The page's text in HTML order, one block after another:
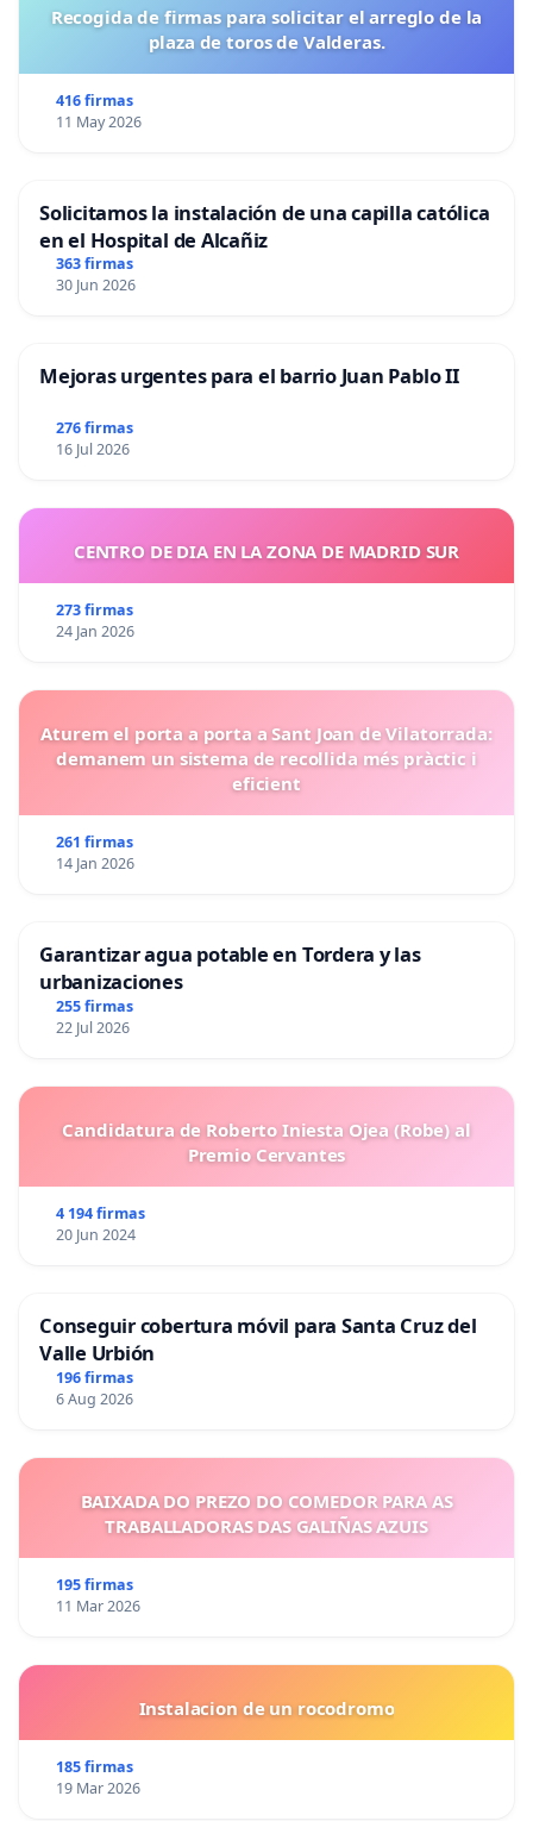
Recogida de firmas para solicitar el arreglo de la
plaza de toros de Valderas.
416 firmas
11 May 2026
Solicitamos la instalación de una capilla católica
en el Hospital de Alcañiz
363 firmas
30 Jun 2026
Mejoras urgentes para el barrio Juan Pablo II
276 firmas
16 Jul 2026
CENTRO DE DIA EN LA ZONA DE MADRID SUR
273 firmas
24 Jan 2026
Aturem el porta a porta a Sant Joan de Vilatorrada:
demanem un sistema de recollida més pràctic i
eficient
261 firmas
14 Jan 2026
Garantizar agua potable en Tordera y las
urbanizaciones
255 firmas
22 Jul 2026
Candidatura de Roberto Iniesta Ojea (Robe) al
Premio Cervantes
4 194 firmas
20 Jun 2024
Conseguir cobertura móvil para Santa Cruz del
Valle Urbión
196 firmas
6 Aug 2026
BAIXADA DO PREZO DO COMEDOR PARA AS
TRABALLADORAS DAS GALIÑAS AZUIS
195 firmas
11 Mar 2026
Instalacion de un rocodromo
185 firmas
19 Mar 2026